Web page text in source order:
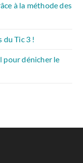
à la méthode des
du Tic 3 !
pour dénicher le